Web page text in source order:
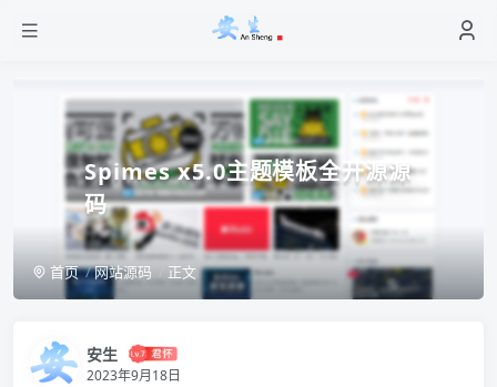
Spimes x5.0主题模板全开源源
码
首页 网站源码 正文
安生
2023年9月18日